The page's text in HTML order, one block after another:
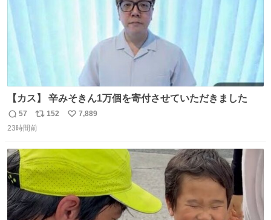
【カス】 辛みそきん1万個を寄付させていただきました
返
信
57
リ
ポ
ト
数
152
い
数
7,889
23時間前